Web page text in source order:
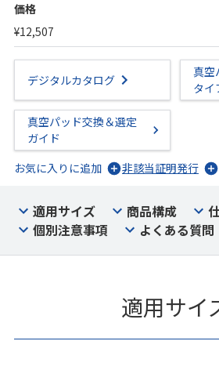
価格
¥12,507
デジタルカタログ
真空
タイ
真空パッド交換＆選定
ガイド
お気に入りに追加
非該当証明発行
適用サイズ 商品構成
個別注意事項
よくある質問
適用サイ